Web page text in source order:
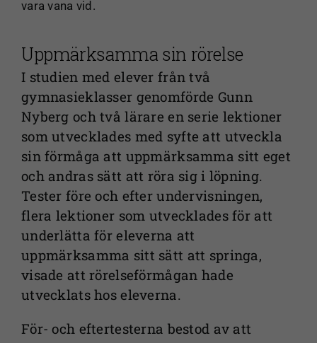
vara vana vid.
Uppmärksamma sin rörelse
I studien med elever från två
gymnasieklasser genomförde Gunn
Nyberg och två lärare en serie lektioner
som utvecklades med syfte att utveckla
sin förmåga att uppmärksamma sitt eget
och andras sätt att röra sig i löpning.
Tester före och efter undervisningen,
flera lektioner som utvecklades för att
underlätta för eleverna att
uppmärksamma sitt sätt att springa,
visade att rörelseförmågan hade
utvecklats hos eleverna.
För- och eftertesterna bestod av att